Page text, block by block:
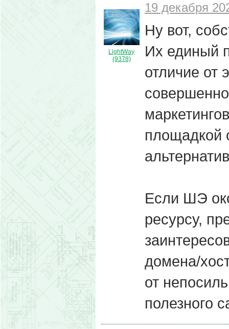
LightWay
(9378)
19 декабря
Ну вот,
Их единый
отличие от
площадкой
Если ШЭ
ресурсу,
домена/
от
полезного